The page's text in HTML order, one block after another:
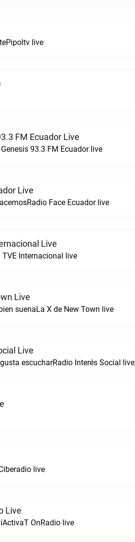
live
FM Ecuador Live
93.3 FM Ecuador live
Live
Face Ecuador live
Live
TVE Internacional live
Live
suenaLa X de New Town live
Live
escucharRadio Interés Social live
live
Live
OnRadio live